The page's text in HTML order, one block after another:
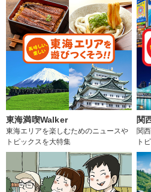
東海満喫Walker
東海エリアを楽しむためのニュースや
トピックスを大特集
関
関
ト